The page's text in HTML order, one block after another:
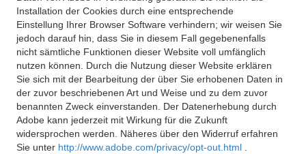
Installation der Cookies durch eine entsprechende
Einstellung Ihrer Browser Software verhindern; wir weisen Sie
jedoch darauf hin, dass Sie in diesem Fall gegebenenfalls
nicht sämtliche Funktionen dieser Website voll umfänglich
nutzen können. Durch die Nutzung dieser Website erklären
Sie sich mit der Bearbeitung der über Sie erhobenen Daten in
der zuvor beschriebenen Art und Weise und zu dem zuvor
benannten Zweck einverstanden. Der Datenerhebung durch
Adobe kann jederzeit mit Wirkung für die Zukunft
widersprochen werden. Näheres über den Widerruf erfahren
Sie unter http://www.adobe.com/privacy/opt-out.html